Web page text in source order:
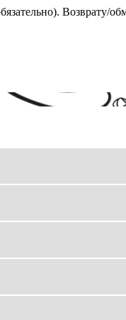
Возврату/